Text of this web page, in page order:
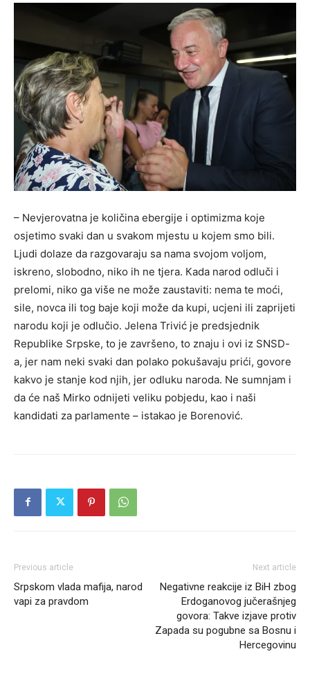
– Nevjerovatna je količina ebergije i optimizma koje
osjetimo svaki dan u svakom mjestu u kojem smo bili.
Ljudi dolaze da razgovaraju sa nama svojom voljom,
iskreno, slobodno, niko ih ne tjera. Кada narod odluči i
prelomi, niko ga više ne može zaustaviti: nema te moći,
sile, novca ili tog baje koji može da kupi, ucjeni ili zaprijeti
narodu koji je odlučio. Jelena Trivić je predsjednik
Republike Srpske, to je završeno, to znaju i ovi iz SNSD-
a, jer nam neki svaki dan polako pokušavaju prići, govore
kakvo je stanje kod njih, jer odluku naroda. Ne sumnjam i
da će naš Mirko odnijeti veliku pobjedu, kao i naši
kandidati za parlamente – istakao je Borenović.
Previous article
Srpskom vlada mafija, narod
vapi za pravdom
Next article
Negativne reakcije iz BiH zbog
Erdoganovog jučerašnjeg
govora: Takve izjave protiv
Zapada su pogubne sa Bosnu i
Hercegovinu